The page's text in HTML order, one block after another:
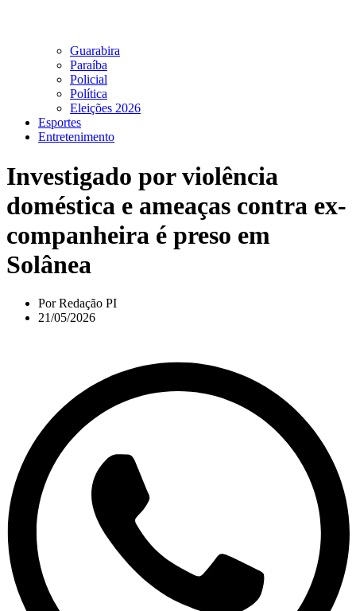
Guarabira
Paraíba
Policial
Política
Eleições 2026
Esportes
Entretenimento
Investigado por violência
doméstica e ameaças contra ex-
companheira é preso em
Solânea
PorRedação PI
21/05/2026